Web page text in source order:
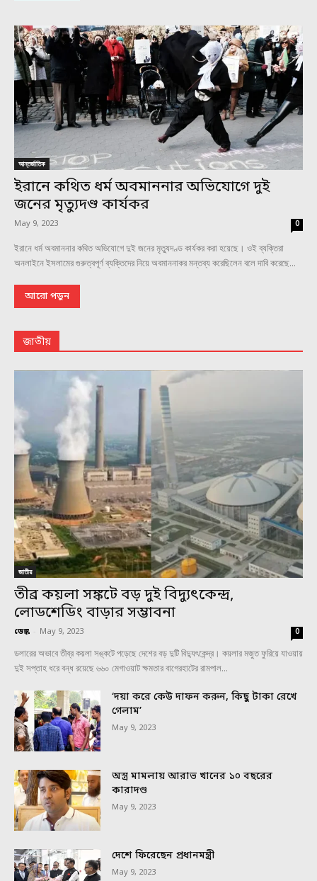
আন্তর্জাতিক
ইরানে কথিত ধর্ম অবমাননার অভিযোগে দুই
জনের মৃত্যুদণ্ড কার্যকর
May 9, 2023 0
ইরানে ধর্ম অবমাননার কথিত অভিযোগে দুই জনের মৃত্যুদণ্ড কার্যকর করা হয়েছে। ওই ব্যক্তিরা
অনলাইনে ইসলামের গুরুত্বপূর্ণ ব্যক্তিদের নিয়ে অবমাননাকর মন্তব্য করেছিলেন বলে দাবি করেছে...
আরো পড়ুন
জাতীয়
জাতীয়
তীব্র কয়লা সঙ্কটে বড় দুই বিদ্যুৎকেন্দ্র,
লোডশেডিং বাড়ার সম্ভাবনা
ডেস্ক - May 9, 2023 0
ডলারের অভাবে তীব্র কয়লা সঙ্কটে পড়েছে দেশের বড় দুটি বিদ্যুৎকেন্দ্র। কয়লার মজুত ফুরিয়ে যাওয়ায়
দুই সপ্তাহ ধরে বন্ধ রয়েছে ৬৬০ মেগাওয়াট ক্ষমতার বাগেরহাটের রামপাল...
‘দয়া করে কেউ দাফন করুন, কিছু টাকা রেখে
গেলাম’
May 9, 2023
অস্ত্র মামলায় আরাভ খানের ১০ বছরের
কারাদণ্ড
May 9, 2023
দেশে ফিরেছেন প্রধানমন্ত্রী
May 9, 2023